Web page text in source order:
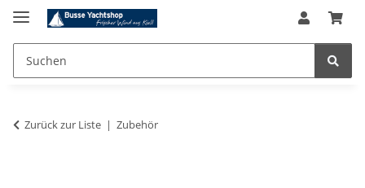
Zurück zur Liste Zubehör